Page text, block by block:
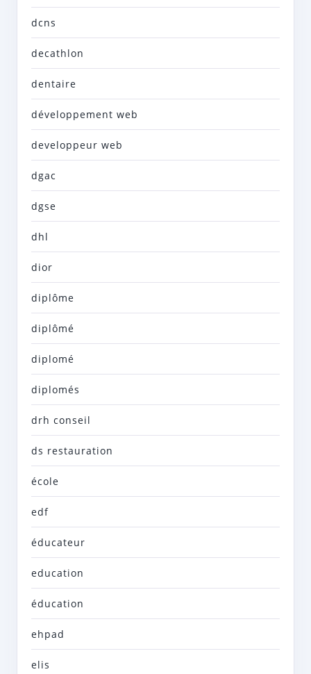
dcns
decathlon
dentaire
développement web
developpeur web
dgac
dgse
dhl
dior
diplôme
diplômé
diplomé
diplomés
drh conseil
ds restauration
école
edf
éducateur
education
éducation
ehpad
elis